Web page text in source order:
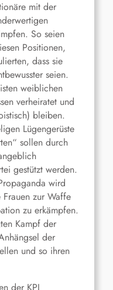
mit der
So seien
Positionen,
dass sie
seien.
weiblichen
verheiratet und
bleiben.
Lügengerüste
sollen durch
gestützt werden.
wird
zur Waffe
zu erkämpfen.
Kampf der
der
und so ihren